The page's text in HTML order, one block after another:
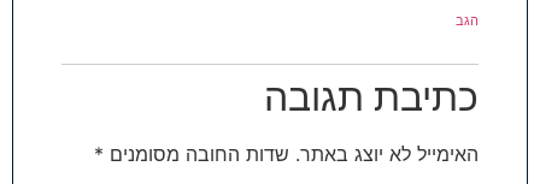
הגב
כתיבת תגובה
האימייל לא יוצג באתר. שדות החובה מסומנים *